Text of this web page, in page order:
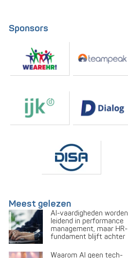
Sponsors
Meest gelezen
AI-vaardigheden worden
leidend in performance
management, maar HR-
fundament blijft achter
Waarom AI geen tech-